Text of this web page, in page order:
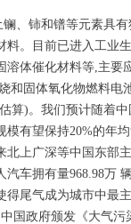
铈和镨等元素具有
料。目前已进入工业
溶体催化材料等,主要
和固体氧化物燃料电
算)。我们预计随着
模有望保持20%的年均
北上广深等中国东部
汽车拥有量968.98万
得尾气成为城市中最
中国政府颁发《大气